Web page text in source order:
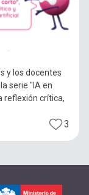
y los docentes
serie "IA en
reflexión crítica,
3